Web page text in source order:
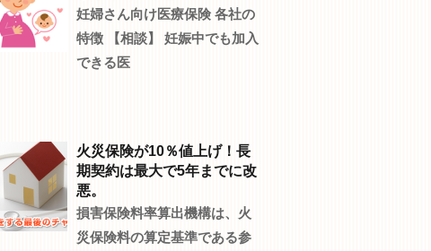
妊婦さん向け医療保険 各社の
特徴 【相談】 妊娠中でも加入
できる医
火災保険が10％値上げ！長
期契約は最大で5年までに改
悪。
損害保険料率算出機構は、火
災保険料の算定基準である参